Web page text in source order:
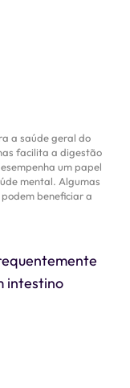
a saúde geral do
facilita a digestão
um papel
mental. Algumas
beneficiar a
intestino